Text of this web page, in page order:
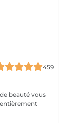
459
beauté vous